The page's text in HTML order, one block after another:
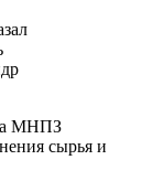
МНПЗ
сырья и